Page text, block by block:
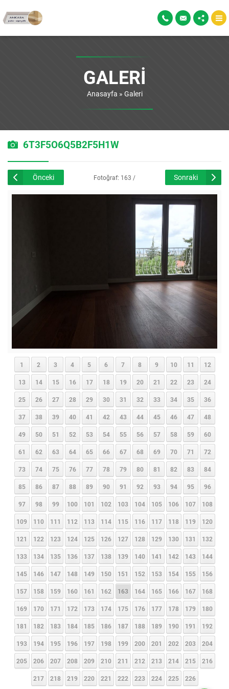
GALERI
Anasayfa » Galeri
6T3F5O6Q5B2F5H1W
Önceki
Fotoğraf: 163 /
226
Sonraki
1 2 3 4 5 6 7 8 9 10 11 12
13 14 15 16 17 18 19 20 21 22 23 24
25 26 27 28 29 30 31 32 33 34 35 36
37 38 39 40 41 42 43 44 45 46 47 48
49 50 51 52 53 54 55 56 57 58 59 60
61 62 63 64 65 66 67 68 69 70 71 72
73 74 75 76 77 78 79 80 81 82 83 84
85 86 87 88 89 90 91 92 93 94 95 96
97 98 99 100 101 102 103 104 105 106 107 108
109 110 111 112 113 114 115 116 117 118 119 120
121 122 123 124 125 126 127 128 129 130 131 132
133 134 135 136 137 138 139 140 141 142 143 144
145 146 147 148 149 150 151 152 153 154 155 156
157 158 159 160 161 162 163 164 165 166 167 168
169 170 171 172 173 174 175 176 177 178 179 180
181 182 183 184 185 186 187 188 189 190 191 192
193 194 195 196 197 198 199 200 201 202 203 204
205 206 207 208 209 210 211 212 213 214 215 216
217 218 219 220 221 222 223 224 225 226